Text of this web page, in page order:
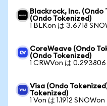
Blackrock, Inc. (Ondo
(Ondo Tokenized)
1 BLKon は 3.6718
CoreWeave (Ondo
(Ondo Tokenized)
1 CRWVon は
Visa (Ondo
Tokenized)
1 Von は 1.1912 SNOWon